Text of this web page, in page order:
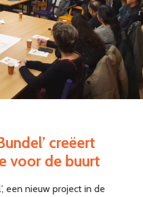
creëert
voor de buurt
een nieuw project in de